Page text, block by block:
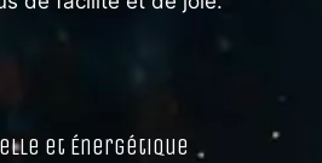
et Énergétique